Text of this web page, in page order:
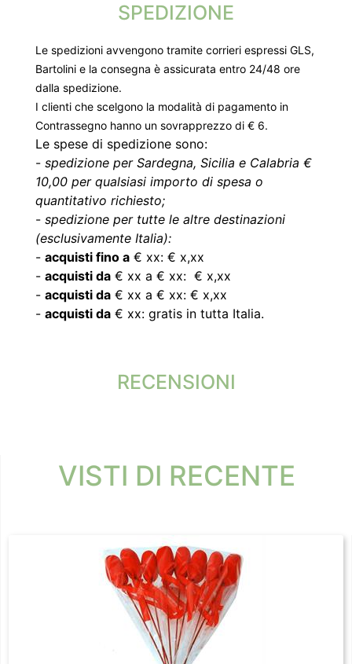
SPEDIZIONE
Le spedizioni avvengono tramite corrieri espressi GLS,
Bartolini e la consegna è assicurata entro 24/48 ore
dalla spedizione.
I clienti che scelgono la modalità di pagamento in
Contrassegno hanno un sovrapprezzo di € 6.
Le spese di spedizione sono:
- spedizione per Sardegna, Sicilia e Calabria €
10,00 per qualsiasi importo di spesa o
quantitativo richiesto;
- spedizione per tutte le altre destinazioni
(esclusivamente Italia):
- acquisti fino a € xx: € x,xx
- acquisti da € xx a € xx: € x,xx
- acquisti da € xx a € xx: € x,xx
- acquisti da € xx: gratis in tutta Italia.
RECENSIONI
VISTI DI RECENTE